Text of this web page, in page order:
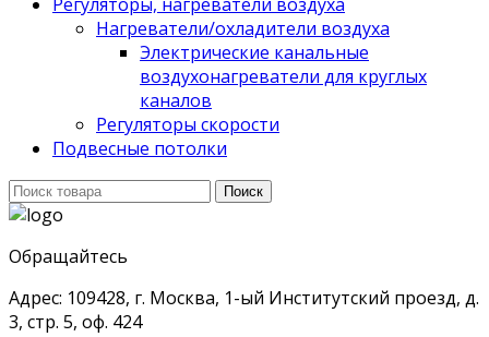
Нагреватели/охладители воздуха
Электрические канальные
воздухонагреватели для круглых
каналов
Регуляторы скорости
Подвесные потолки
Поиск
для:
Поиск
Обращайтесь
Адрес: 109428, г. Москва, 1-ый Институтский проезд, д.
3, стр. 5, оф. 424